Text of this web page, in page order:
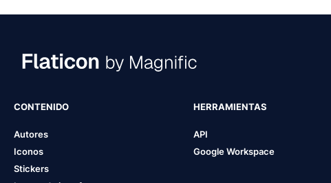
CONTENIDO
Autores
Iconos
Stickers
HERRAMIENTAS
API
Google Workspace